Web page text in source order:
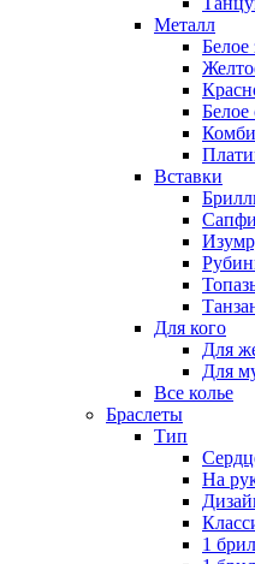
Металл
Белое
Белое
Вставки
Для кого
Для
Для
Все колье
Браслеты
Тип
На
1